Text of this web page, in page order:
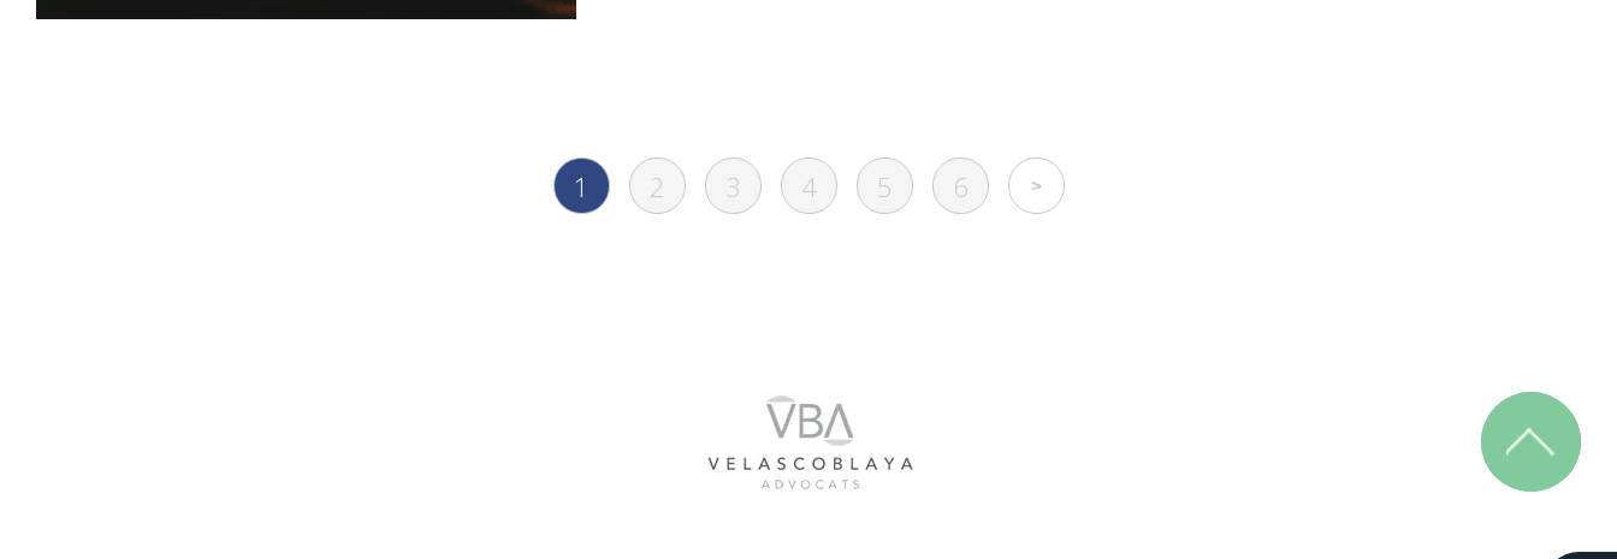
1 2 3 4 5 6 Siguiente >>